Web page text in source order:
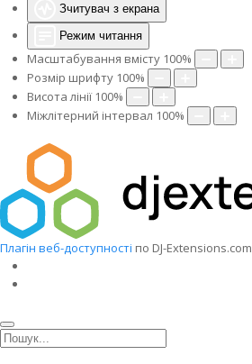
Зчитувач з екрана
Режим читання
Масштабування вмісту 100%
Розмір шрифту 100%
Висота лінії 100%
Міжлітерний інтервал 100%
Плагін веб-доступності по DJ-Extensions.com